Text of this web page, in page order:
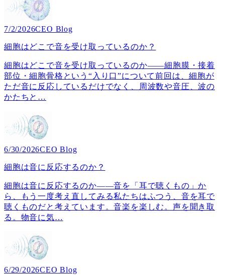
7/2/2026CEO Blog
細胞はどこで音を受け取っているのか？
細胞はどこで音を受け取っているのか――細胞膜・接着
部位・細胞骨格という“入り口”について前回は、細胞が
ただ音に反応しているだけでなく、周波数や音圧、波の
かたちと …
6/30/2026CEO Blog
細胞は音に反応するのか？
細胞は音に反応するのか――音を「耳で聴くもの」か
ら、もう一度考え直してみる私たちはふつう、音を耳で
聴くものだと考えています。音楽を楽しむ。声を聞き取
る。物音に気…
6/29/2026CEO Blog